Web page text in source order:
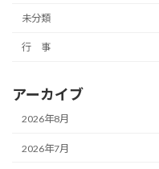
未分類
行 事
アーカイブ
2026年8月
2026年7月